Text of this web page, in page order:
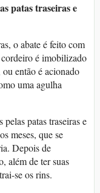
patas traseiras e
o abate é feito com
é imobilizado
então é acionado
uma agulha
patas traseiras e
meses, que se
Depois de
além de ter suas
se os rins.